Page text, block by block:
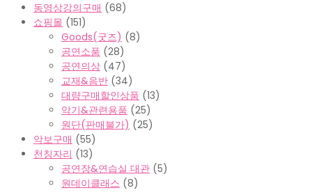
동영상강의구매 (68)
쇼핑몰 (151)
Goods(굿즈) (8)
공연소품 (28)
공연의상 (47)
교재&음반 (34)
대량구매할인상품 (13)
악기&관련용품 (25)
원단(판매불가) (25)
악보구매 (55)
천칭자리 (13)
공연장&연습실 대관 (5)
원데이클래스 (8)